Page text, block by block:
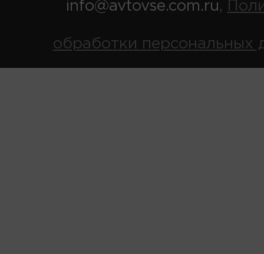
info@avtovse.com.ru,
обработки персональных